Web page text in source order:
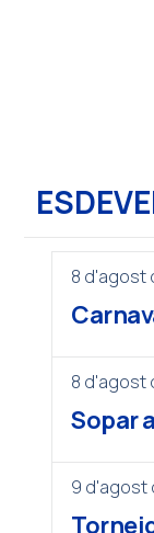
8 d'agost
8 d'agost
Sopar
9 d'agost